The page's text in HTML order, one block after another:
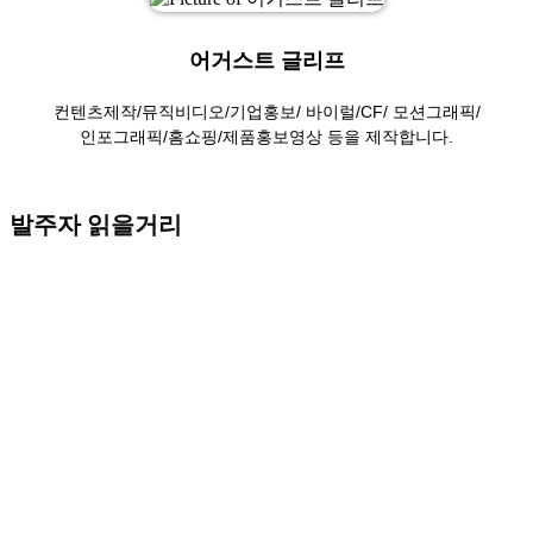
어거스트 글리프
컨텐츠제작/뮤직비디오/기업홍보/ 바이럴/CF/ 모션그래픽/
인포그래픽/홈쇼핑/제품홍보영상 등을 제작합니다.
발주자 읽을거리